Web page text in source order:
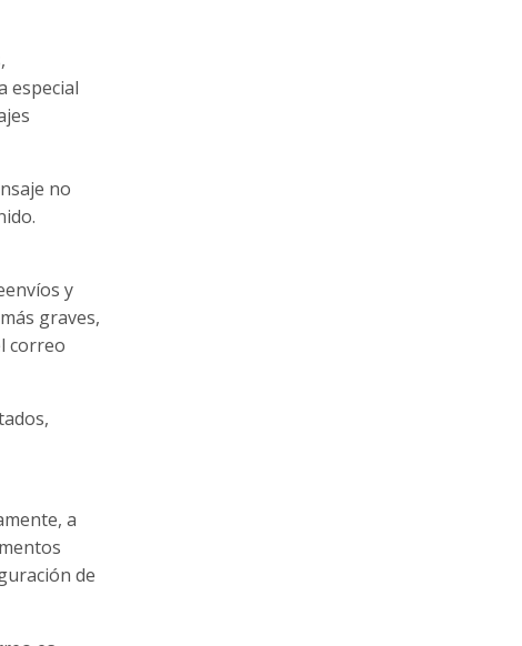
especial
no
y
graves,
correo
a
de